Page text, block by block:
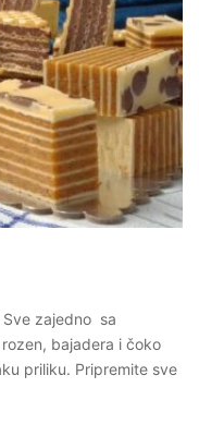
zajedno sa
bajadera i čoko
priliku. Pripremite sve